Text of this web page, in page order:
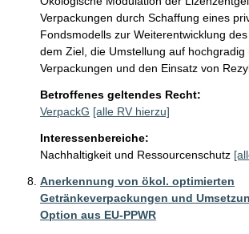
Verpackungen durch Schaffung eines
Fondsmodells zur Weiterentwicklung
dem Ziel, die Umstellung auf hochgradig
Verpackungen und den Einsatz von
Betroffenes geltendes Recht:
VerpackG [alle RV hierzu]
Interessenbereiche:
Nachhaltigkeit und Ressourcenschutz
Anerkennung von ökol. optimierten
Getränkeverpackungen und
Option aus EU-PPWR